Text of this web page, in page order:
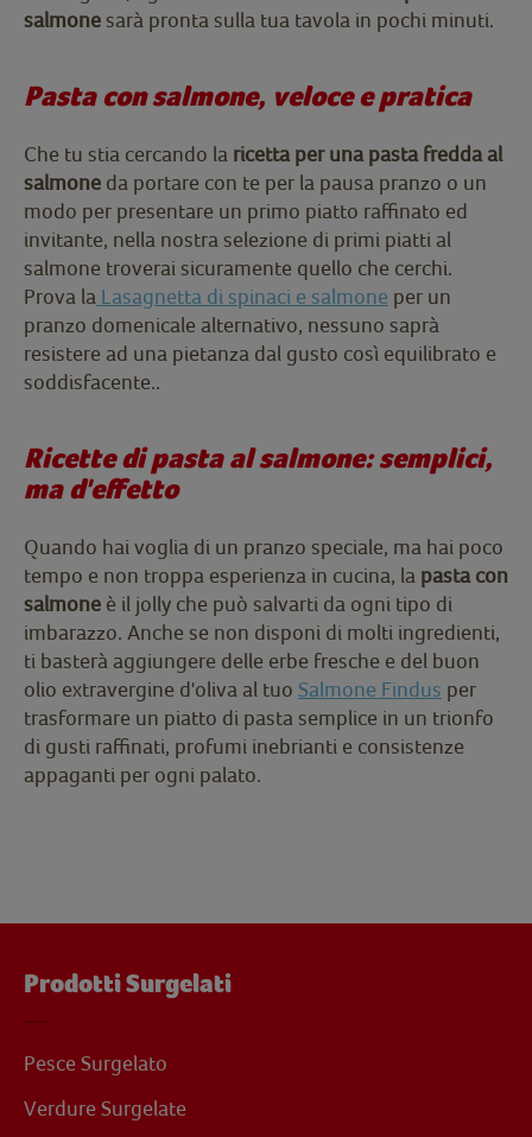
salmone sarà pronta sulla tua tavola in pochi minuti.
Pasta con salmone, veloce e pratica
Che tu stia cercando la ricetta per una pasta fredda al
salmone da portare con te per la pausa pranzo o un
modo per presentare un primo piatto raffinato ed
invitante, nella nostra selezione di primi piatti al
salmone troverai sicuramente quello che cerchi.
Prova la Lasagnetta di spinaci e salmone per un
pranzo domenicale alternativo, nessuno saprà
resistere ad una pietanza dal gusto così equilibrato e
soddisfacente..
Ricette di pasta al salmone: semplici,
ma d'effetto
Quando hai voglia di un pranzo speciale, ma hai poco
tempo e non troppa esperienza in cucina, la pasta con
salmone è il jolly che può salvarti da ogni tipo di
imbarazzo. Anche se non disponi di molti ingredienti,
ti basterà aggiungere delle erbe fresche e del buon
olio extravergine d'oliva al tuo Salmone Findus per
trasformare un piatto di pasta semplice in un trionfo
di gusti raffinati, profumi inebrianti e consistenze
appaganti per ogni palato.
Prodotti Surgelati
Pesce Surgelato
Verdure Surgelate